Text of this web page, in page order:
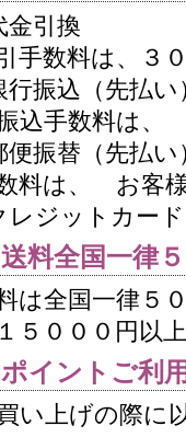
金引換
手数料は、３
行振込（先払い
込手数料は、
便振替（先払い
料は、 お客
レジットカード
料全国一律
は全国一律５
１５０００円以
イントご利
い上げの際に